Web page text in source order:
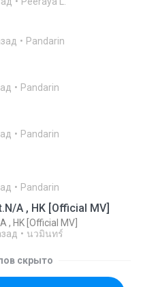
Pandarin
Pandarin
Pandarin
Pandarin
A , HK [Official MV]
, HK [Official MV]
นวมินทร์
скрыто